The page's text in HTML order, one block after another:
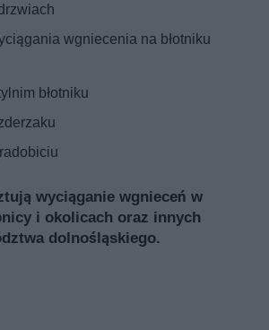
wgniecenia na błotniku
błotniku
wyciąganie wgnieceń w
i okolicach oraz innych
dolnośląskiego.